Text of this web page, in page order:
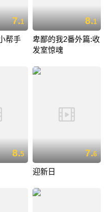
7.1
帮手
8.1
卑鄙的我2番外篇:收
发室惊魂
8.5 7.6
迎新日